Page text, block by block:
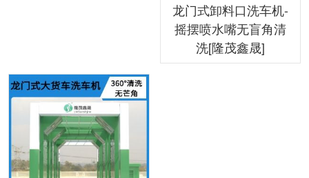
龙门式卸料口洗车机-
摇摆喷水嘴无盲角清
洗[隆茂鑫晟]